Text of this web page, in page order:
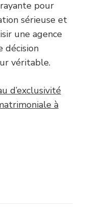
pour
sérieuse et
une agence
décision
véritable.
d’exclusivité
à